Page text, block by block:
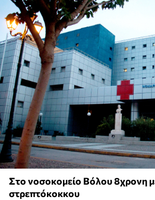
Στο νοσοκομείο Βόλου 8χρονη
στρεπτόκοκκου